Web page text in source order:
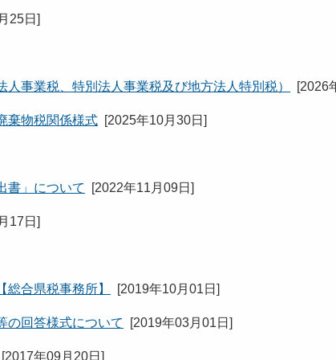
25日 ]
事業税、特別法人事業税及び地方法人特別税） [2026
棄物税関係様式 [2025年10月30日 ]
書」について [2022年11月09日 ]
17日 ]
合県税事務所】 [2019年10月01日 ]
の回答様式について [2019年03月01日 ]
[2017年09月20日 ]